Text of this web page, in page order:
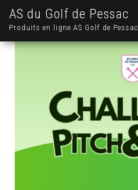
AS du Golf de Pessac
Produits en ligne AS Golf de Pessac